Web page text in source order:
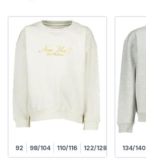
92 98/104 110/116 122/128 134/140